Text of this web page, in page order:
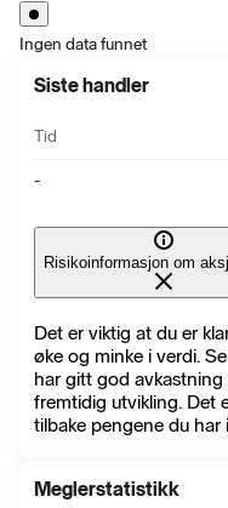
Ingen data funnet
Siste handler
Tid
-
Risikoinformasjon om
Det er viktig at du er
øke og minke i verdi.
har gitt god
fremtidig utvikling. Det
tilbake pengene du har
Meglerstatistikk